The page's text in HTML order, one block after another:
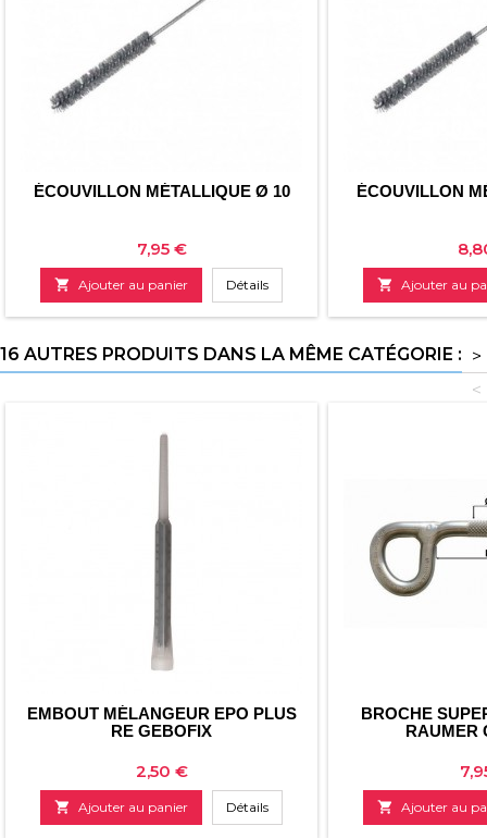
ÉCOUVILLON MÉTALLIQUE Ø 10
Prix
7,95 €
 Ajouter au panier Détails
ÉCOUVILLON
Prix
 Ajouter au
16 AUTRES PRODUITS DANS LA MÊME CATÉGORIE : >
<
EMBOUT MÉLANGEUR EPO PLUS
RE GEBOFIX
Prix
2,50 €
 Ajouter au panier Détails
BROCHE
RAUMER
 Ajouter au